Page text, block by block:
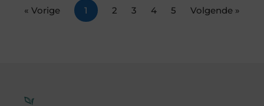
« Vorige 1 2 3 4 5 Volgende »